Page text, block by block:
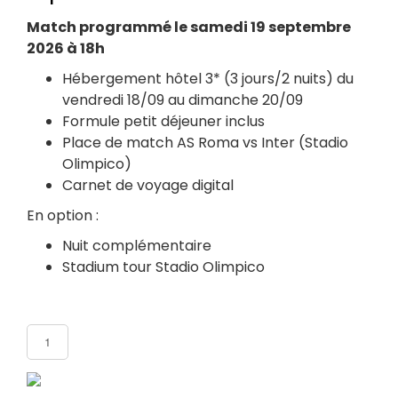
Match programmé le samedi 19 septembre
2026 à 18h
Hébergement hôtel 3* (3 jours/2 nuits) du
vendredi 18/09 au dimanche 20/09
Formule petit déjeuner inclus
Place de match AS Roma vs Inter (Stadio
Olimpico)
Carnet de voyage digital
En option :
Nuit complémentaire
Stadium tour Stadio Olimpico